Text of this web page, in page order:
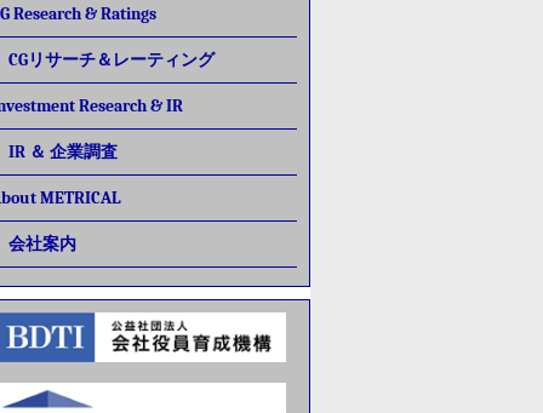
Research & Ratings
CGリサーチ＆レーティング
Research & IR
IR ＆ 企業調査
METRICAL
会社案内